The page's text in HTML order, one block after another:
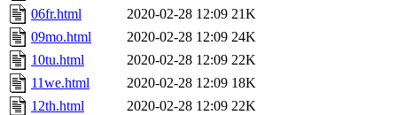
06fr.html
2020-02-28 12:09 21K
09mo.html
2020-02-28 12:09 24K
10tu.html
2020-02-28 12:09 22K
11we.html
2020-02-28 12:09 18K
12th.html
2020-02-28 12:09 22K